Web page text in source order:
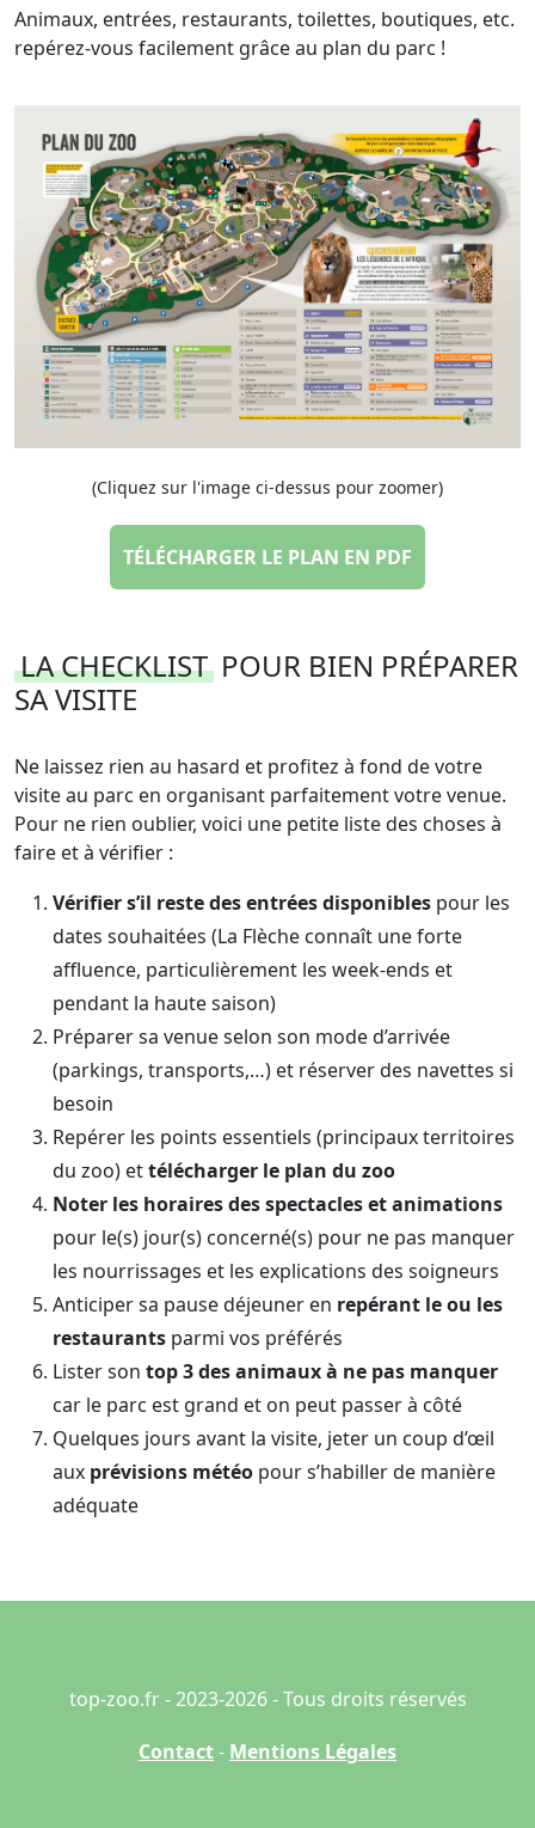
Animaux, entrées, restaurants, toilettes, boutiques, etc.
repérez-vous facilement grâce au plan du parc !
(Cliquez sur l'image ci-dessus pour zoomer)
TÉLÉCHARGER LE PLAN EN PDF
LA CHECKLIST POUR BIEN PRÉPARER
SA VISITE
Ne laissez rien au hasard et profitez à fond de votre
visite au parc en organisant parfaitement votre venue.
Pour ne rien oublier, voici une petite liste des choses à
faire et à vérifier :
Vérifier s’il reste des entrées disponibles pour les
dates souhaitées (La Flèche connaît une forte
affluence, particulièrement les week-ends et
pendant la haute saison)
Préparer sa venue selon son mode d’arrivée
(parkings, transports,…) et réserver des navettes si
besoin
Repérer les points essentiels (principaux territoires
du zoo) ettélécharger le plan du zoo
Noter les horaires des spectacles et animations
pour le(s) jour(s) concerné(s) pour ne pas manquer
les nourrissages et les explications des soigneurs
Anticiper sa pause déjeuner en repérant le ou les
restaurants parmi vos préférés
Lister son top 3 des animaux à ne pas manquer
car le parc est grand et on peut passer à côté
Quelques jours avant la visite, jeter un coup d’œil
aux prévisions météo pour s’habiller de manière
adéquate
top-zoo.fr - 2023-2026 - Tous droits réservés
Contact- Mentions Légales